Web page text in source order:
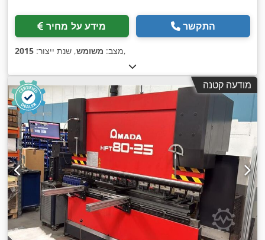
מידע על מחיר התקשר
מצב: משומש, שנת ייצור: 2015 ,
מודעה קטנה